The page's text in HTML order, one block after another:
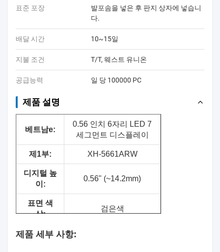
표준 포장
발포솜을 넣은 후 판지 상자에 넣습니
다.
배달 시간 10~15일
지불 조건 T/T, 웨스트 유니온
공급능력 일 당 100000 PC
제품 설명
베트남e:
0.56 인치 6자리 LED 7
세그먼트 디스플레이
제1부: XH-5661ARW
디지털 높
이:
0.56" (~14.2mm)
표면 색
상:
검은색
세그먼트
제품 세부 사항: